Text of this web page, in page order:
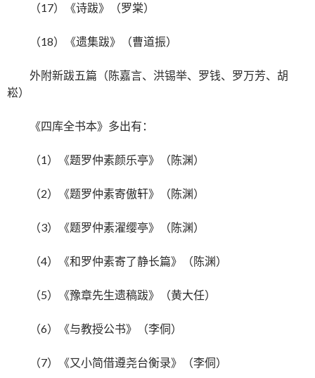
（17）《诗跋》（罗棠）
（18）《遗集跋》（曹道振）
外附新跋五篇（陈嘉言、洪锡举、罗钱、罗万芳、胡
崧）
《四库全书本》多出有：
（1）《题罗仲素颜乐亭》（陈渊）
（2）《题罗仲素寄傲轩》（陈渊）
（3）《题罗仲素濯缨亭》（陈渊）
（4）《和罗仲素寄了静长篇》（陈渊）
（5）《豫章先生遗稿跋》（黄大任）
（6）《与教授公书》（李侗）
（7）《又小简借遵尧台衡录》（李侗）